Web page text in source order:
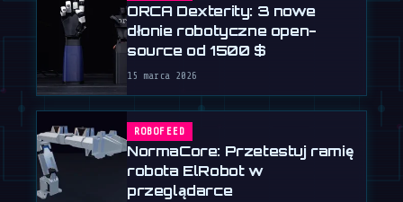
ORCA Dexterity: 3 nowe
dłonie robotyczne open-
source od 1500 $
15 marca 2026
ROBOFEED
NormaCore: Przetestuj ramię
robota ElRobot w
przeglądarce